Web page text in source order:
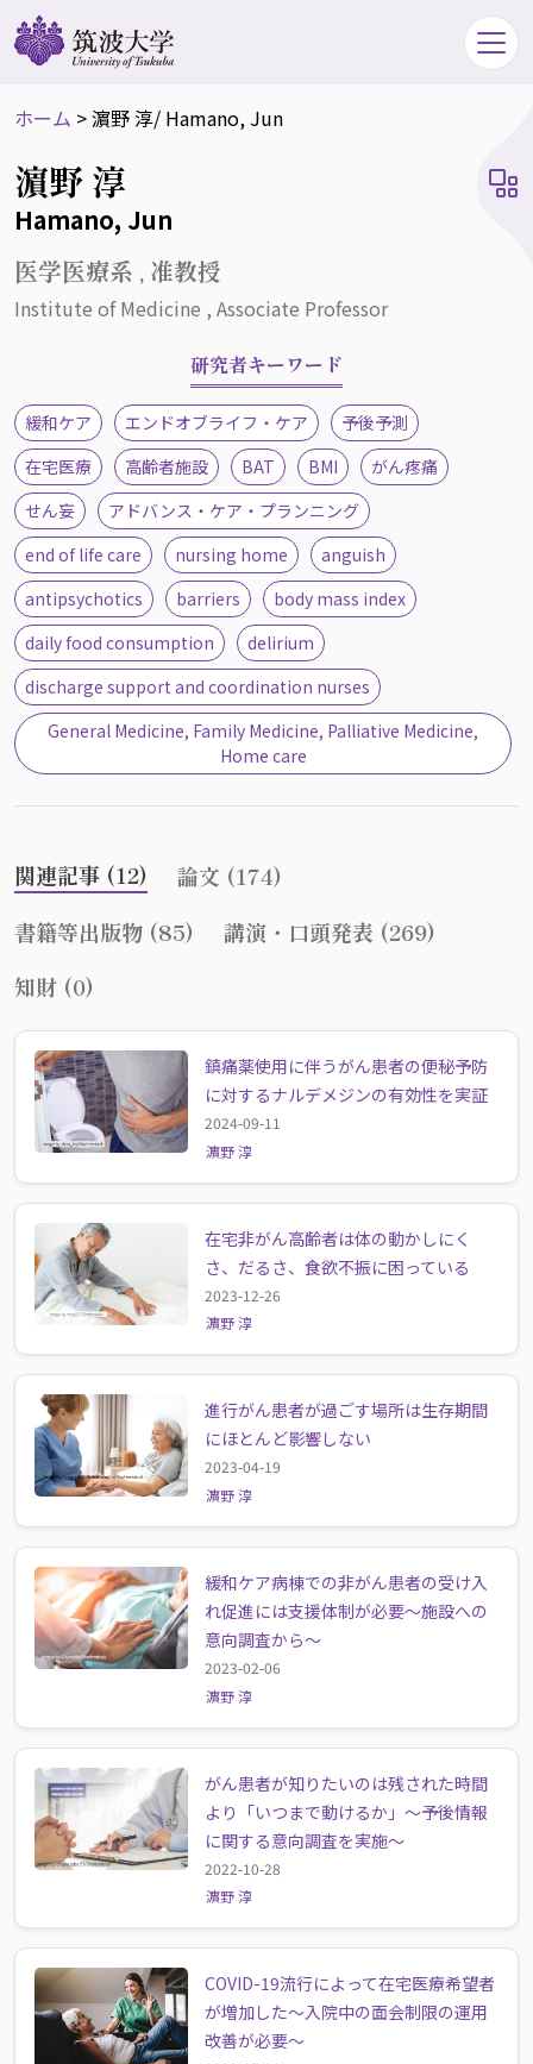
ホーム >濵野 淳/ Hamano, Jun
濵野 淳
Hamano, Jun
医学医療系 , 准教授
Institute of Medicine , Associate Professor
研究者キーワード
緩和ケア エンドオブライフ・ケア
予後予測
在宅医療
高齢者施設 BAT BMI
がん疼痛
せん妄
アドバンス・ケア・プランニング
end of life care
nursing home
anguish
antipsychotics
barriers
body mass index
daily food consumption
delirium
discharge support and coordination nurses
General Medicine, Family Medicine, Palliative Medicine,
Home care
関連記事 (12)
論文 (174)
書籍等出版物 (85)
講演・口頭発表 (269)
知財 (0)
鎮痛薬使用に伴うがん患者の便秘予防
に対するナルデメジンの有効性を実証
2024-09-11
濵野 淳
在宅非がん高齢者は体の動かしにく
さ、だるさ、食欲不振に困っている
2023-12-26
濵野 淳
進行がん患者が過ごす場所は生存期間
にほとんど影響しない
2023-04-19
濵野 淳
緩和ケア病棟での非がん患者の受け入
れ促進には支援体制が必要〜施設への
意向調査から〜
2023-02-06
濵野 淳
がん患者が知りたいのは残された時間
より「いつまで動けるか」〜予後情報
に関する意向調査を実施〜
2022-10-28
濵野 淳
COVID-19流行によって在宅医療希望者
が増加した～入院中の面会制限の運用
改善が必要〜